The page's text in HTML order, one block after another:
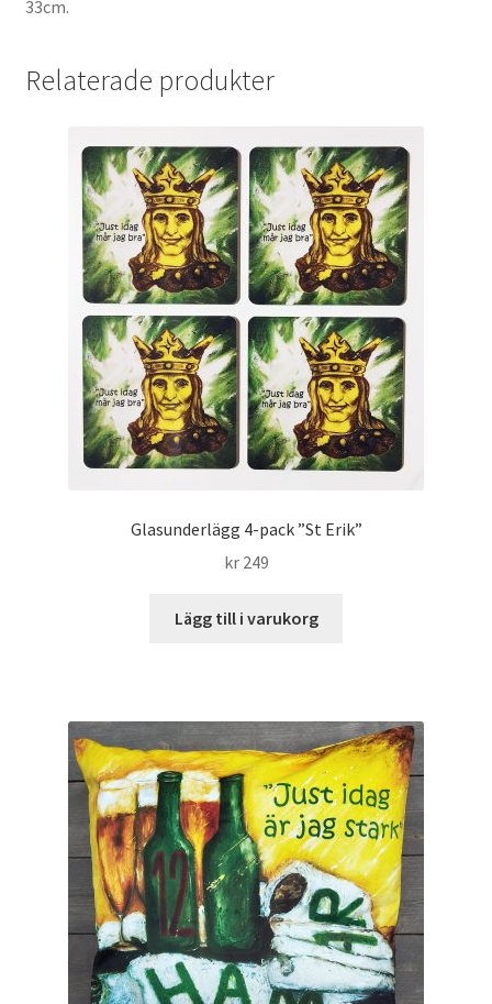
33cm.
Relaterade produkter
Glasunderlägg 4-pack ”St Erik”
kr249
Lägg till i varukorg